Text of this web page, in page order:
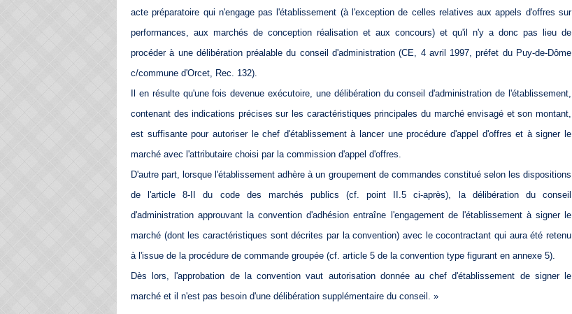
acte préparatoire qui n'engage pas l'établissement (à l'exception de celles relatives aux appels d'offres sur
performances, aux marchés de conception réalisation et aux concours) et qu'il n'y a donc pas lieu de
procéder à une délibération préalable du conseil d'administration (CE, 4 avril 1997, préfet du Puy-de-Dôme
c/commune d'Orcet, Rec. 132).
Il en résulte qu'une fois devenue exécutoire, une délibération du conseil d'administration de l'établissement,
contenant des indications précises sur les caractéristiques principales du marché envisagé et son montant,
est suffisante pour autoriser le chef d'établissement à lancer une procédure d'appel d'offres et à signer le
marché avec l'attributaire choisi par la commission d'appel d'offres.
D'autre part, lorsque l'établissement adhère à un groupement de commandes constitué selon les dispositions
de l'article 8-II du code des marchés publics (cf. point II.5 ci-après), la délibération du conseil
d'administration approuvant la convention d'adhésion entraîne l'engagement de l'établissement à signer le
marché (dont les caractéristiques sont décrites par la convention) avec le cocontractant qui aura été retenu
à l'issue de la procédure de commande groupée (cf. article 5 de la convention type figurant en annexe 5).
Dès lors, l'approbation de la convention vaut autorisation donnée au chef d'établissement de signer le
marché et il n'est pas besoin d'une délibération supplémentaire du conseil. »